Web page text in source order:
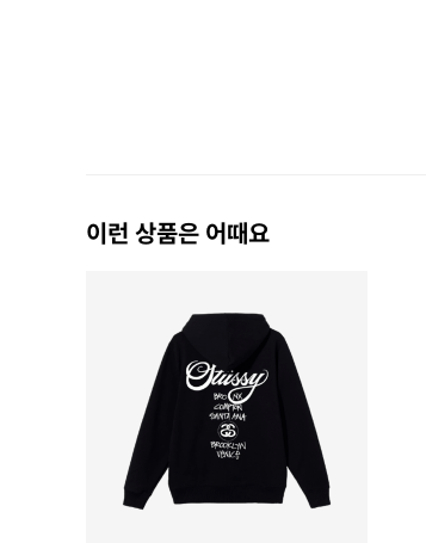
이런 상품은 어때요